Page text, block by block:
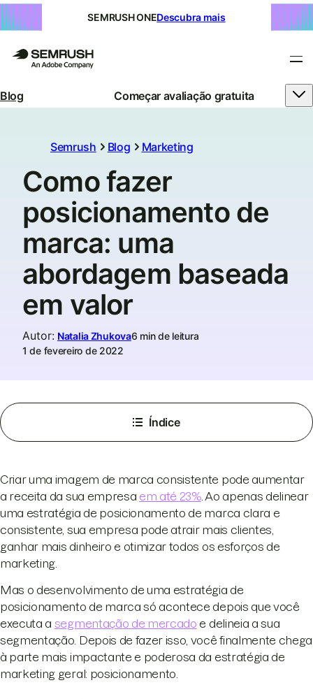
SEMRUSH ONEDescubra mais
Blog Começar avaliação gratuita
Semrush Blog Marketing
Como fazer
posicionamento de
marca: uma
abordagem baseada
em valor
Autor: Natalia Zhukova6 min de leitura
1 de fevereiro de 2022
Índice
Criar uma imagem de marca consistente pode aumentar
a receita da sua empresa em até 23%. Ao apenas delinear
uma estratégia de posicionamento de marca clara e
consistente, sua empresa pode atrair mais clientes,
ganhar mais dinheiro e otimizar todos os esforços de
marketing.
Mas o desenvolvimento de uma estratégia de
posicionamento de marca só acontece depois que você
executa a segmentação de mercado e delineia a sua
segmentação. Depois de fazer isso, você finalmente chega
à parte mais impactante e poderosa da estratégia de
marketing geral: posicionamento.